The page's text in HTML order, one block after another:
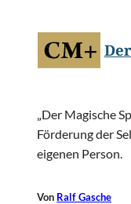
„Der Magische
Förderung der
eigenen Person.
Von Ralf Gasche